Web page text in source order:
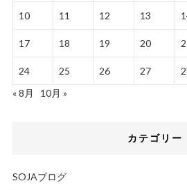
10 11 12 13
17 18 19 20
24 25 26 27
« 8月
10月 »
カテゴリー
SOJAブログ